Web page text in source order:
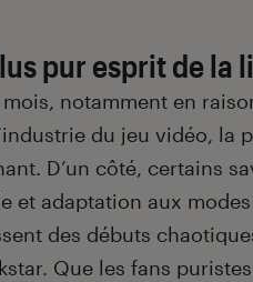
pur esprit de la
notamment en
du jeu vidéo, la
D’un côté, certains
et adaptation aux modes
des débuts
. Que les fans